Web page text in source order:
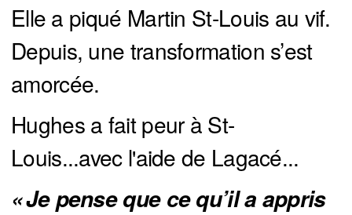
Elle a piqué Martin St-Louis au vif.
Depuis, une transformation s’est
amorcée.
Hughes a fait peur à St-
Louis...avec l'aide de Lagacé...
« Je pense que ce qu’il a appris